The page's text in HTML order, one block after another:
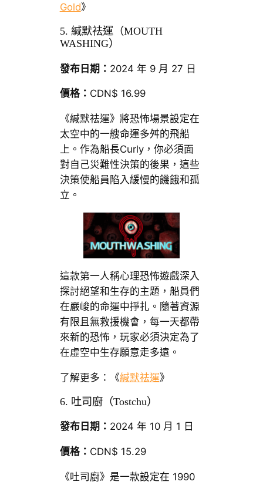
Gold》
5. 緘默祛運（MOUTH
WASHING）
發布日期： 2024 年 9 月 27 日
價格： CDN$ 16.99
《緘默祛運》將恐怖場景設定在
太空中的一艘命運多舛的飛船
上。作為船長Curly，你必須面
對自己災難性決策的後果，這些
決策使船員陷入緩慢的饑餓和孤
立。
這款第一人稱心理恐怖遊戲深入
探討絕望和生存的主題，船員們
在嚴峻的命運中掙扎。隨著資源
有限且無救援機會，每一天都帶
來新的恐怖，玩家必須決定為了
在虛空中生存願意走多遠。
了解更多：《緘默祛運》
6. 吐司廚（Tostchu）
發布日期： 2024 年 10 月 1 日
價格： CDN$ 15.29
《吐司廚》是一款設定在 1990